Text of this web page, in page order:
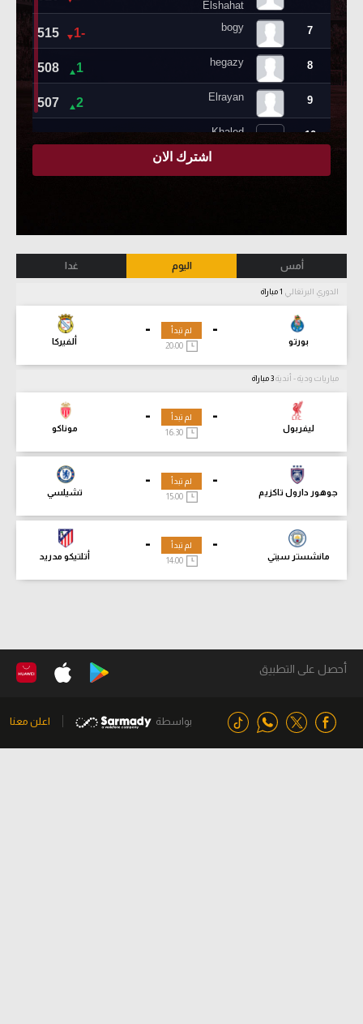
أمس اليوم غدا
الدوري البرتغالي
-
بورتو
-
ألفيركا
لم تبدأ
مباريات ودية - أندية
-
ليفربول
-
موناكو
لم تبدأ
-
جوهور دارول تاكزيم
-
تشيلسي
لم تبدأ
15:00
-
مانشستر سيتي
-
أتلتيكو مدريد
لم تبدأ
14:00
أحصل على التطبيق
بواسطة اعلن معنا